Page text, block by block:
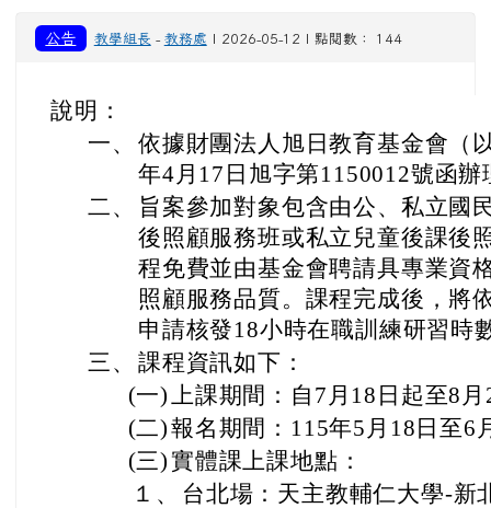
公告 教學組長 - 教務處 | 2026-05-12 | 點閱數： 144
說明：
一、 依據財團法人旭日教育基金會（
年4月17日旭字第1150012號函辦
二、
旨案參加對象包含由公、私立國
後照顧服務班或私立兒童後課後
程免費並由基金會聘請具專業資
照顧服務品質。課程完成後，將
申請核發18小時在職訓練研習時
三、 課程資訊如下：
(一)上課期間：自7月18日起至8
(二)報名期間：115年5月18日至6
(三)實體課上課地點：
１、
台北場：天主教輔仁大學-新